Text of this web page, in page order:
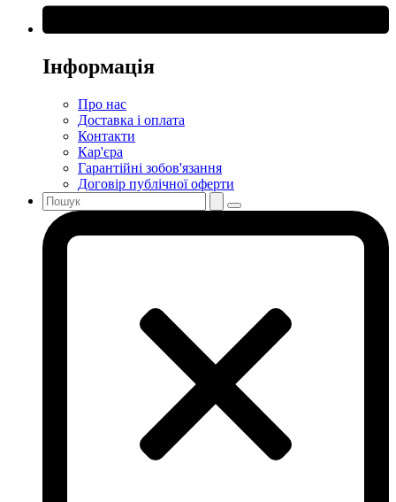
Інформація
Про нас
Доставка і оплата
Контакти
Кар'єра
Гарантійні зобов'язання
Договір публічної оферти